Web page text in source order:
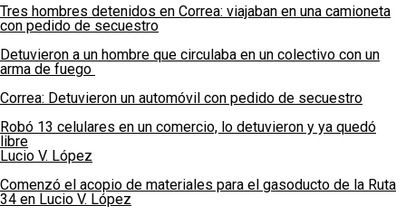
Tres hombres detenidos en Correa: viajaban en una camioneta
con pedido de secuestro
Detuvieron a un hombre que circulaba en un colectivo con un
arma de fuego
Correa: Detuvieron un automóvil con pedido de secuestro
Robó 13 celulares en un comercio, lo detuvieron y ya quedó
libre
Lucio V. López
Comenzó el acopio de materiales para el gasoducto de la Ruta
34 en Lucio V. López